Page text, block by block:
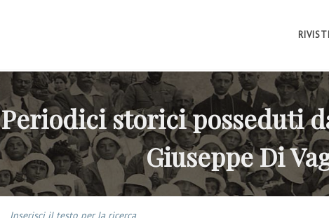
Periodici storici posseduti
Giuseppe Di